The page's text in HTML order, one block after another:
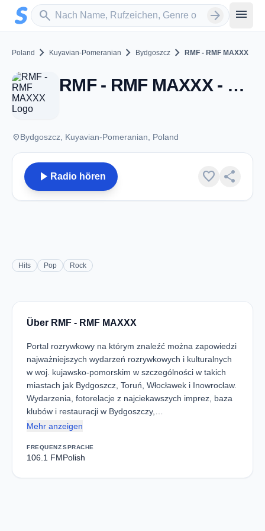
Zum Hauptinhalt springen
search
Sender suchen arrow_forward menu
Poland chevron_right Kuyavian-Pomeranian chevron_right Bydgoszcz chevron_right RMF - RMF MAXXX
RMF - RMF MAXXX - FM 106.1 - Bydgoszcz
placeBydgoszcz, Kuyavian-Pomeranian, Poland
play_arrow Radio hören favorite share
Hits Pop Rock
Über RMF - RMF MAXXX
Portal rozrywkowy na którym znaleźć można zapowiedzi
najważniejszych wydarzeń rozrywkowych i kulturalnych
w woj. kujawsko-pomorskim w szczególności w takich
miastach jak Bydgoszcz, Toruń, Włocławek i Inowrocław.
Wydarzenia, fotorelacje z najciekawszych imprez, baza
klubów i restauracji w Bydgoszczy,…
Mehr anzeigen
FREQUENZ
106.1 FM
SPRACHE
Polish